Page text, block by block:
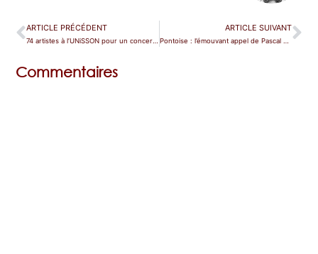
ARTICLE PRÉCÉDENT ARTICLE SUIVANT
Commentaires